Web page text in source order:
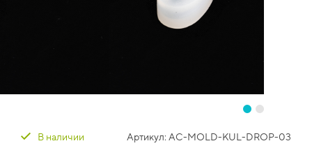
В наличии Артикул: AC-MOLD-KUL-DROP-03